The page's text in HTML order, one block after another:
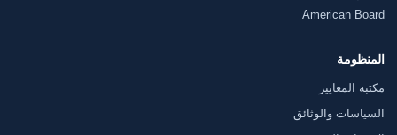
American Board
المنظومة
مكتبة المعايير
السياسات والوثائق